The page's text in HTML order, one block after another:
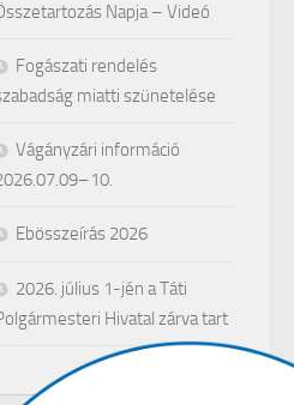
Napja – Videó
Fogászati rendelés
miatti szünetelése
Vágányzári információ
Ebösszeírás 2026
2026. július 1-jén a Táti
Hivatal zárva tart